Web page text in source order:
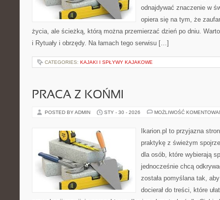
odnajdywać znaczenie w
opiera się na tym, że
życia, ale ścieżką, którą można przemierzać dzień po dniu.
i Rytuały i obrzędy. Na łamach tego serwisu […]
CATEGORIES: KAJAKI I SPŁYWY KAJAKOWE
PRACA Z KOŃMI
POSTED BY ADMIN STY - 30 - 2026 MOŻLIWOŚĆ
Ikarion.pl to przyjazna
praktykę z świeżym
dla osób, które wybierają
jednocześnie chcą
została pomyślana tak,
docierał do treści, które